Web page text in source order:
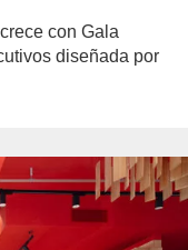
con Gala
diseñada por